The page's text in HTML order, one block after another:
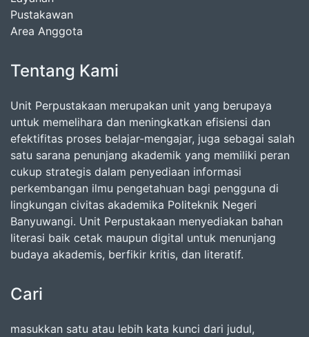
Pustakawan
Area Anggota
Tentang Kami
Unit Perpustakaan merupakan unit yang berupaya
untuk memelihara dan meningkatkan efisiensi dan
efektifitas proses belajar-mengajar, juga sebagai salah
satu sarana penunjang akademik yang memiliki peran
cukup strategis dalam penyediaan informasi
perkembangan ilmu pengetahuan bagi pengguna di
lingkungan civitas akademika Politeknik Negeri
Banyuwangi. Unit Perpustakaan menyediakan bahan
literasi baik cetak maupun digital untuk menunjang
budaya akademis, berfikir kritis, dan literatif.
Cari
masukkan satu atau lebih kata kunci dari judul,